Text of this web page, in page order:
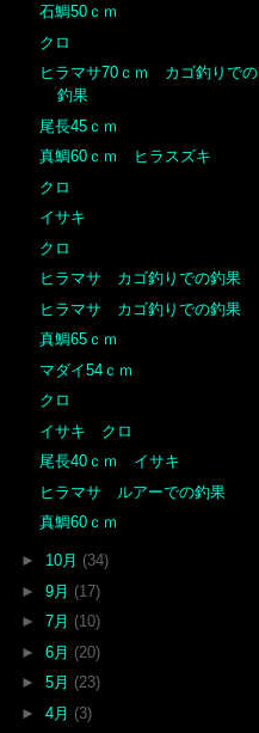
石鯛50ｃｍ
クロ
ヒラマサ70ｃｍ カゴ釣りでの
釣果
尾長45ｃｍ
真鯛60ｃｍ ヒラスズキ
クロ
イサキ
クロ
ヒラマサ カゴ釣りでの釣果
ヒラマサ カゴ釣りでの釣果
真鯛65ｃｍ
マダイ54ｃｍ
クロ
イサキ クロ
尾長40ｃｍ イサキ
ヒラマサ ルアーでの釣果
真鯛60ｃｍ
► 10月 (34)
► 9月 (17)
► 7月 (10)
► 6月 (20)
► 5月 (23)
► 4月 (3)